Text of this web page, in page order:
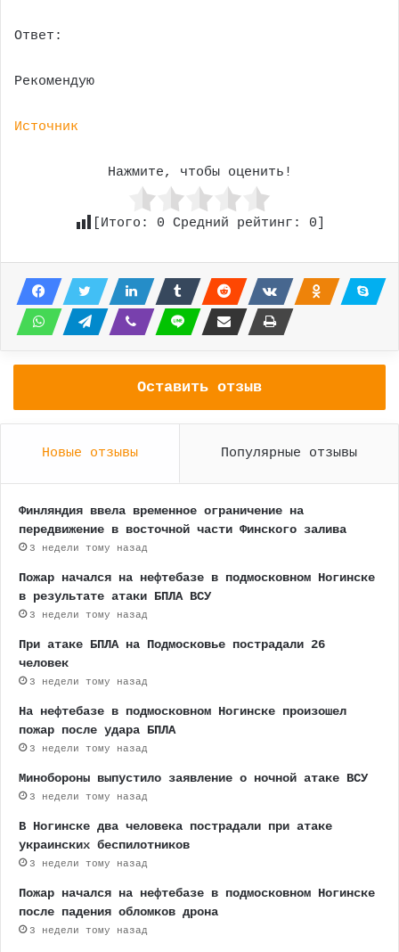
Ответ:
Рекомендую
Источник
Нажмите, чтобы оценить!
[Итого: 0 Средний рейтинг: 0
Оставить отзыв
Новые отзывы Популярные отзывы
Финляндия ввела временное ограничение на
передвижение в восточной части Финского залива
3 недели тому назад
Пожар начался на нефтебазе в подмосковном Ногинске
в результате атаки БПЛА ВСУ
3 недели тому назад
При атаке БПЛА на Подмосковье пострадали 26
человек
3 недели тому назад
На нефтебазе в подмосковном Ногинске произошел
пожар после удара БПЛА
3 недели тому назад
Минобороны выпустило заявление о ночной атаке ВСУ
3 недели тому назад
В Ногинске два человека пострадали при атаке
украинских беспилотников
3 недели тому назад
Пожар начался на нефтебазе в подмосковном Ногинске
после падения обломков дрона
3 недели тому назад